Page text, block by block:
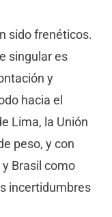
sido frenéticos.
singular es
y
hacia el
Lima, la Unión
peso, y con
Brasil como
incertidumbres